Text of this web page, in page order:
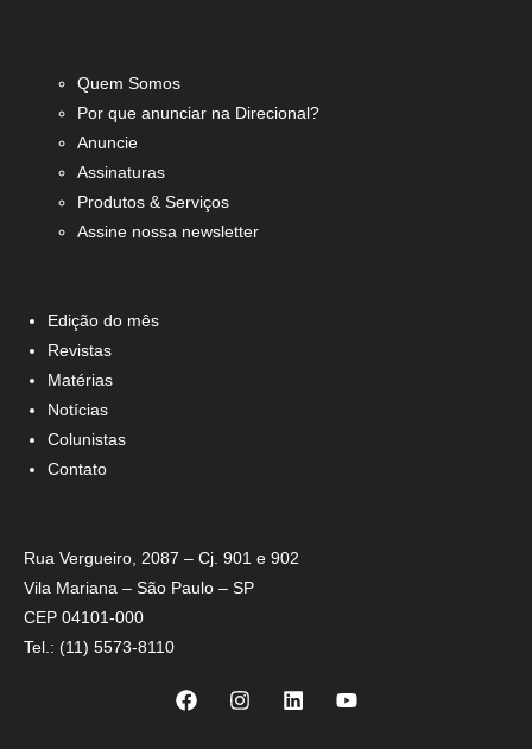
Quem Somos
Por que anunciar na Direcional?
Anuncie
Assinaturas
Produtos & Serviços
Assine nossa newsletter
Edição do mês
Revistas
Matérias
Notícias
Colunistas
Contato
Rua Vergueiro, 2087 – Cj. 901 e 902
Vila Mariana – São Paulo – SP
CEP 04101-000
Tel.: (11) 5573-8110